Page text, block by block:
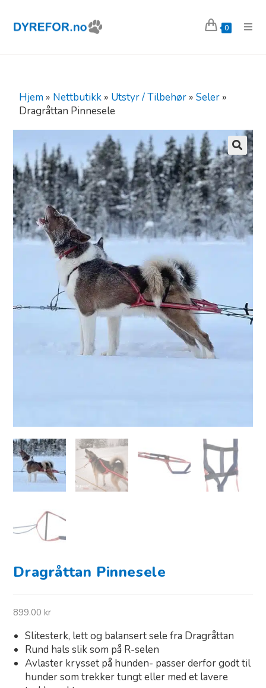
0
Hjem » Nettbutikk » Utstyr / Tilbehør »Seler »
Dragråttan Pinnesele
🔍
Dragråttan Pinnesele
899.00kr
Slitesterk, lett og balansert sele fra Dragråttan
Rund hals slik som på R-selen
Avlaster krysset på hunden- passer derfor godt til
hunder som trekker tungt eller med et lavere